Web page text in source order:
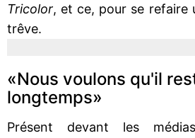
Tricolor, et ce, pour se refaire
trêve.
«Nous voulons qu'il
longtemps»
Présent devant les